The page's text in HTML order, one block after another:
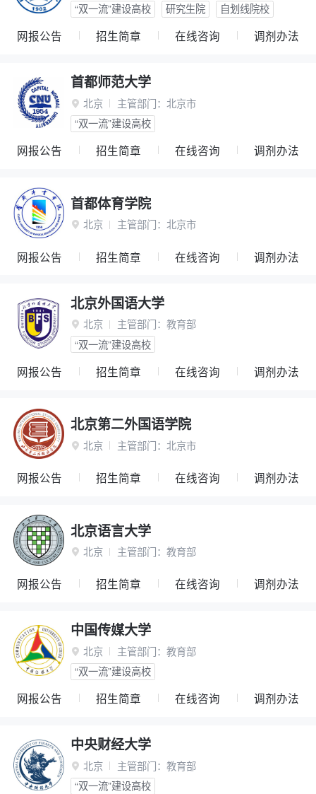
“双一流”建设高校
研究生院 自划线院校
网报公告 招生简章 在线咨询 调剂办法
首都师范大学
 北京 主管部门： 北京市
“双一流”建设高校
网报公告 招生简章 在线咨询 调剂办法
首都体育学院
 北京 主管部门： 北京市
网报公告 招生简章 在线咨询 调剂办法
北京外国语大学
 北京 主管部门： 教育部
“双一流”建设高校
网报公告 招生简章 在线咨询 调剂办法
北京第二外国语学院
 北京 主管部门： 北京市
网报公告 招生简章 在线咨询 调剂办法
北京语言大学
 北京 主管部门： 教育部
网报公告 招生简章 在线咨询 调剂办法
中国传媒大学
 北京 主管部门： 教育部
“双一流”建设高校
网报公告 招生简章 在线咨询 调剂办法
中央财经大学
 北京 主管部门： 教育部
“双一流”建设高校